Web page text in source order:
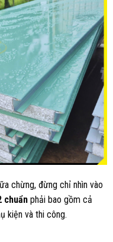
chừng, đừng chỉ nhìn vào
chuẩn phải bao gồm cả
kiện và thi công.